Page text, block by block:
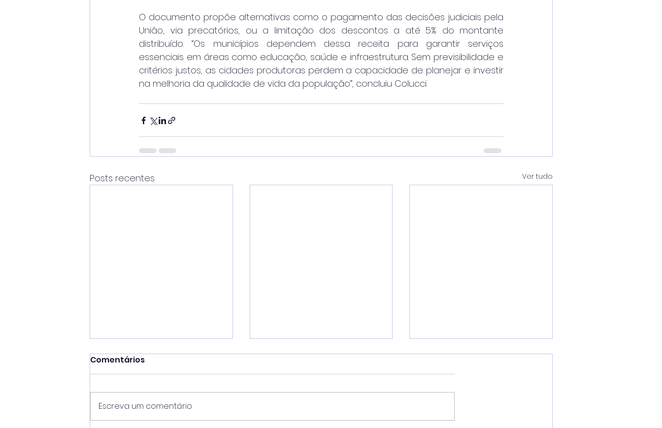
O documento propõe alternativas como o pagamento das decisões judiciais pela
União, via precatórios, ou a limitação dos descontos a até 5% do montante
distribuído. “Os municípios dependem dessa receita para garantir serviços
essenciais em áreas como educação, saúde e infraestrutura. Sem previsibilidade e
critérios justos, as cidades produtoras perdem a capacidade de planejar e investir
na melhoria da qualidade de vida da população”, concluiu Colucci.
Posts recentes Ver tudo
Comentários
Escreva um comentário